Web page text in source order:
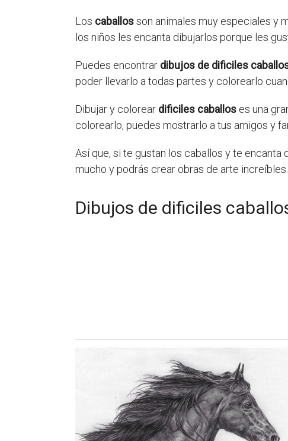
Los caballosson animales muy especiales y
los niños les encanta dibujarlos porque les
Puedes encontrar dibujos de dificiles
poder llevarlo a todas partes y colorearlo
Dibujar y colorear dificiles caballos es una
colorearlo, puedes mostrarlo a tus amigos y
Así que, si te gustan los caballos y te encanta
mucho y podrás crear obras de arte increíbles.
Dibujos de dificiles